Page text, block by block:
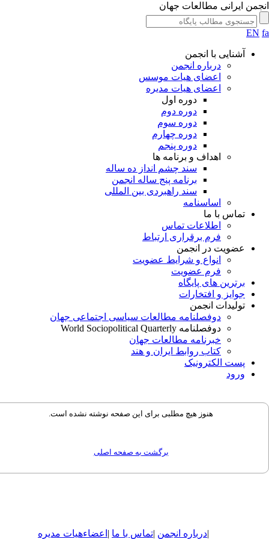
ایرانی مطالعات جهان
EN
آشنایی با انجمن
درباره انجمن
اعضای هیات موسس
اعضای هیات مدیره
دوره اول
دوره دوم
دوره سوم
دوره چهارم
دوره پنجم
اهداف و برنامه ها
سند چشم انداز ده ساله
برنامه پنج ساله انجمن
سند راهبردی بین المللی
اساسنامه
تماس با ما
اطلاعات تماس
فرم برقراری ارتباط
عضویت در انجمن
انواع و شرایط عضویت
فرم عضویت
برترین های پایگاه
جوایز و افتخارات
تولیدات انجمن
دوفصلنامه مطالعات سیاسی اجتماعی جهان
دوفصلنامه World Sociopolitical Quarterly
خبرنامه مطالعات جهان
کتاب روابط ایران و هند
پست الکترونیک
ورود
هنوز هیچ مطلبی برای این صفحه نوشته نشده است.
برگشت به صفحه اصلی
درباره انجمن|تماس با ما|اعضاءهیات مدیره